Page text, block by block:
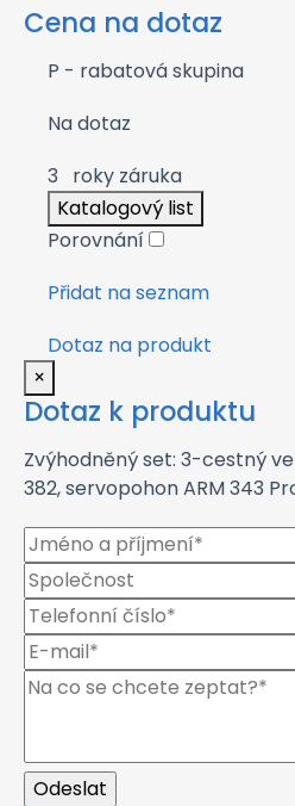
Cena na dotaz
P - rabatová skupina
Na dotaz
3
roky záruka
Katalogový list
Porovnání
Přidat na seznam
Dotaz na produkt
×
Dotaz k produktu
Zvýhodněný set: 3-cestný
382, servopohon ARM 343